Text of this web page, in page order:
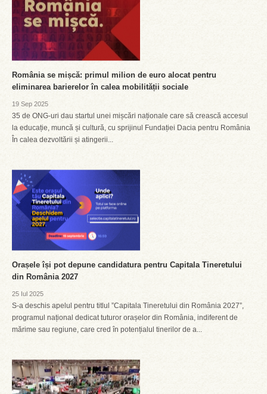
România se mișcă: primul milion de euro alocat pentru
eliminarea barierelor în calea mobilității sociale
19 Sep 2025
35 de ONG-uri dau startul unei mișcări naționale care să crească accesul
la educație, muncă și cultură, cu sprijinul Fundației Dacia pentru România
În calea dezvoltării și atingerii...
Orașele își pot depune candidatura pentru Capitala Tineretului
din România 2027
25 Iul 2025
S-a deschis apelul pentru titlul ”Capitala Tineretului din România 2027”,
programul național dedicat tuturor orașelor din România, indiferent de
mărime sau regiune, care cred în potențialul tinerilor de a...